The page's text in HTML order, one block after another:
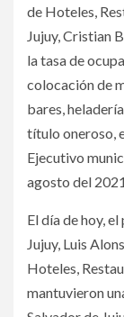
de Hoteles,
Jujuy, Cristian
la tasa de
colocación de
bares,
título oneroso,
Ejecutivo
agosto del
El día de hoy,
Jujuy, Luis
Hoteles,
mantuvieron